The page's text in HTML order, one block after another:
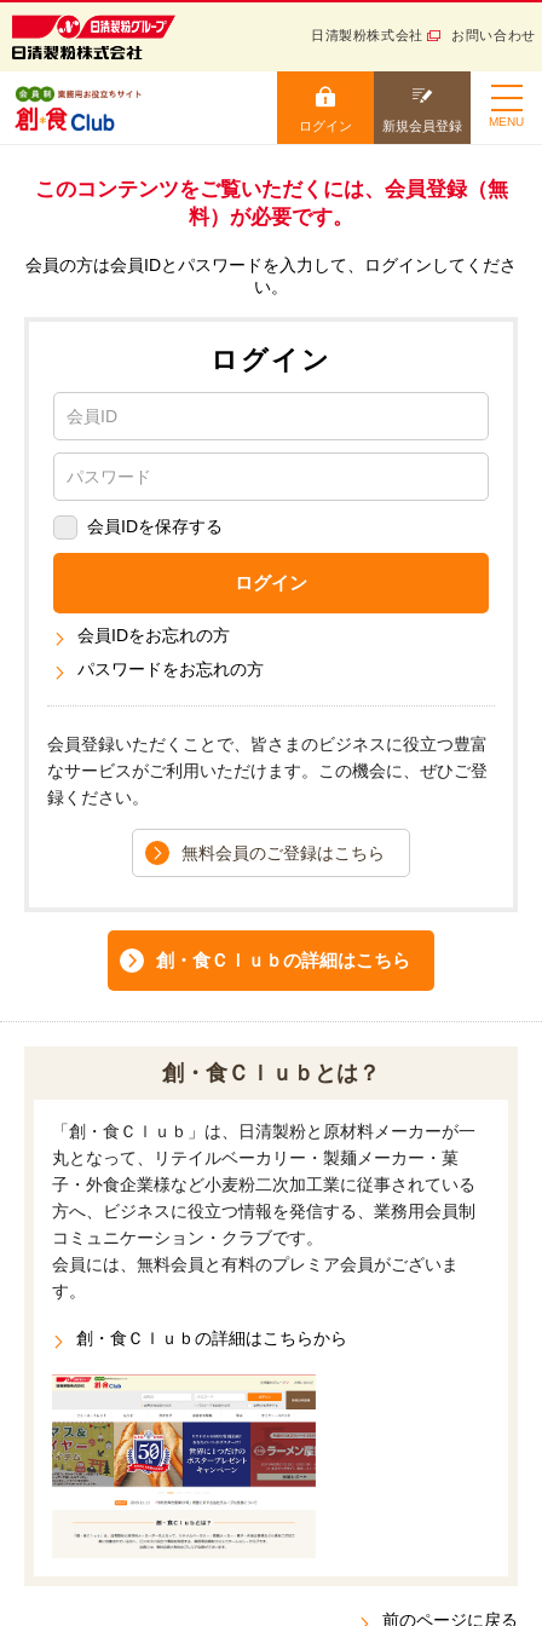
日清製粉グループ 健康と信
頼をお届けする
日清製粉株式会社 お問い合わせ
ログイン
会員IDをお忘れの方
ログイン 新規会員登録 MENU
ログイン 新規会員登録
ニュース・トレンド
レシピ
サイトマップ
ご利用ガイド
小麦粉製品の取り扱いについて
弊社業務用小麦粉製品の表示について
ご利用にあたって
日清製粉グループ
このコンテンツをご覧いただくには、会員登録（無
料）が必要です。
会員の方は会員IDとパスワードを入力して、ログインしてくださ
い。
ログイン
会員IDを保存する
ログイン
会員IDをお忘れの方
パスワードをお忘れの方
会員登録いただくことで、皆さまのビジネスに役立つ豊富
なサービスがご利用いただけます。この機会に、ぜひご登
録ください。
無料会員のご登録はこちら
創・食Ｃｌｕｂの詳細はこちら
創・食Ｃｌｕｂとは？
「創・食Ｃｌｕｂ」は、日清製粉と原材料メーカーが一
丸となって、リテイルベーカリー・製麺メーカー・菓
子・外食企業様など小麦粉二次加工業に従事されている
方へ、ビジネスに役立つ情報を発信する、業務用会員制
コミュニケーション・クラブです。
会員には、無料会員と有料のプレミア会員がございま
す。
創・食Ｃｌｕｂの詳細はこちらから
前のページに戻る